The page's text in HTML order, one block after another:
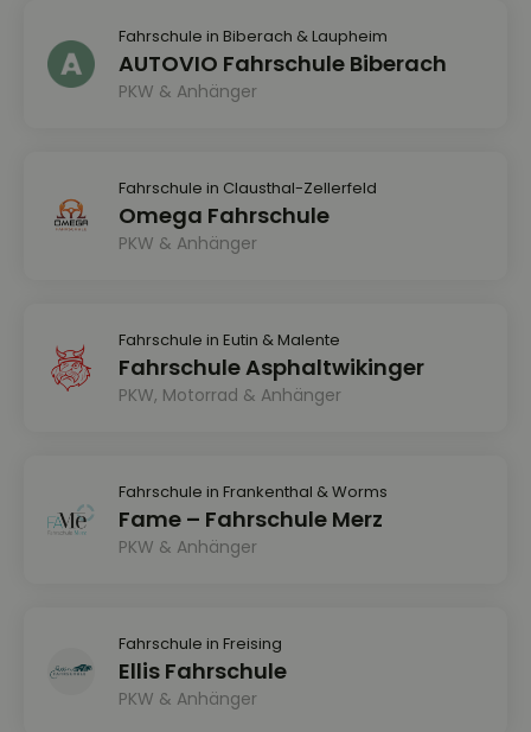
Fahrschule in Biberach & Laupheim
AUTOVIO Fahrschule Biberach
PKW & Anhänger
Fahrschule in Clausthal-Zellerfeld
Omega Fahrschule
PKW & Anhänger
Fahrschule in Eutin & Malente
Fahrschule Asphaltwikinger
PKW, Motorrad & Anhänger
Fahrschule in Frankenthal & Worms
Fame – Fahrschule Merz
PKW & Anhänger
Fahrschule in Freising
Ellis Fahrschule
PKW & Anhänger